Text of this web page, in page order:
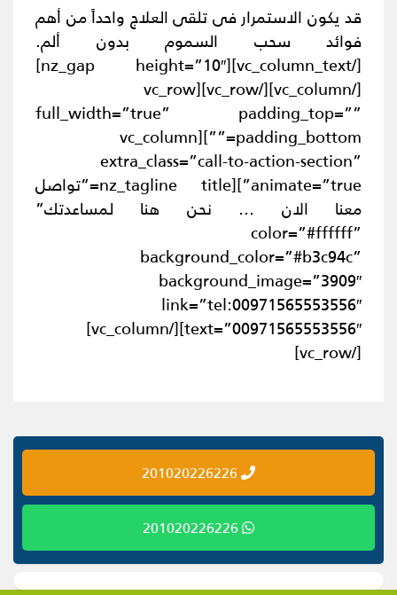
قد يكون الاستمرار فى تلقى العلاج واحداً من أهم
فوائد سحب السموم بدون ألم.
[/vc_column_text][nz_gap height=”10″]
[/vc_column][/vc_row][vc_row
full_width=”true” padding_top=””
padding_bottom=””][vc_column
extra_class=”call-to-action-section”
animate=”true”][nz_tagline title=”تواصل
معنا الان … نحن هنا لمساعدتك”
color=”#ffffff”
background_color=”#b3c94c”
background_image=”3909″
link=”tel:00971565553556″
text=”00971565553556″][/vc_column]
[/vc_row]